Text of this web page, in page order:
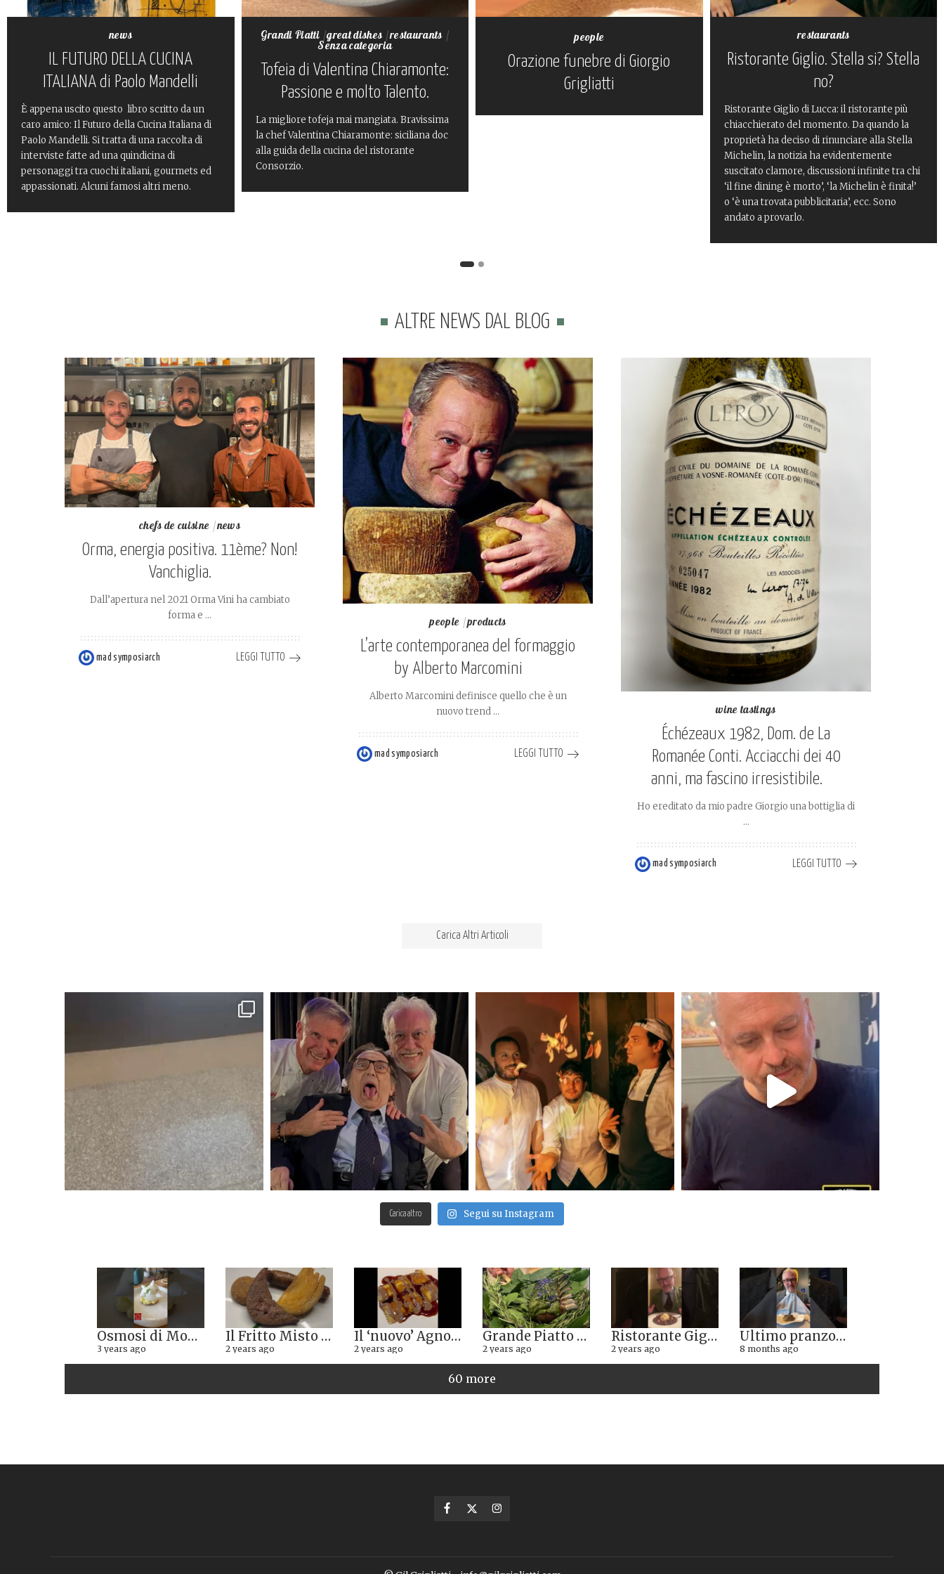
news
IL FUTURO DELLA CUCINA
ITALIANA di Paolo Mandelli
È appena uscito questo libro scritto da un
caro amico: Il Futuro della Cucina Italiana di
Paolo Mandelli. Si tratta di una raccolta di
interviste fatte ad una quindicina di
personaggi tra cuochi italiani, gourmets ed
appassionati. Alcuni famosi altri meno.
Grandi Piatti great dishes restaurants
Senza categoria
Tofeia di Valentina Chiaramonte:
Passione e molto Talento.
La migliore tofeja mai mangiata. Bravissima
la chef Valentina Chiaramonte: siciliana doc
alla guida della cucina del ristorante
Consorzio.
people
Orazione funebre di Giorgio
Grigliatti
restaurants
Ristorante Giglio. Stella si? Stella
no?
Ristorante Giglio di Lucca: il ristorante più
chiacchierato del momento. Da quando la
proprietà ha deciso di rinunciare alla Stella
Michelin, la notizia ha evidentemente
suscitato clamore, discussioni infinite tra chi
‘il fine dining è morto’, ‘la Michelin è finita!’
o ‘è una trovata pubblicitaria’, ecc. Sono
andato a provarlo.
ALTRE NEWS DAL BLOG
chefs de cuisine news
Orma, energia positiva. 11ème? Non!
Vanchiglia.
Dall’apertura nel 2021 Orma Vini ha cambiato
forma e ...
Posted
mad symposiarch LEGGI TUTTO
people products
L’arte contemporanea del formaggio
by Alberto Marcomini
Alberto Marcomini definisce quello che è un
nuovo trend ...
Posted
mad symposiarch LEGGI TUTTO
wine tastings
Échézeaux 1982, Dom. de La
Romanée Conti. Acciacchi dei 40
anni, ma fascino irresistibile.
Ho ereditato da mio padre Giorgio una bottiglia di
...
Posted
mad symposiarch LEGGI TUTTO
Carica Altri Articoli
Carica altro Segui su Instagram
Osmosi di Montepulciano nuova stella Michelin. Avevamo visto lungo il 14.08.2023
3 years ago
Il Fritto Misto del Centro di Priocca
2 years ago
Il ‘nuovo’ Agnolotto di Torino del Mago Rabin
2 years ago
Grande Piatto al rist. Quintilio di Altare SV: Carrè di agnello in crosta di erbe aromatiche liguri
2 years ago
Ristorante Giglio di Lucca. Stella Michelin sì o no?
2 years ago
Ultimo pranzo torinese al ristorante Casa Vicina. 13/12/2025
8 months ago
60 more